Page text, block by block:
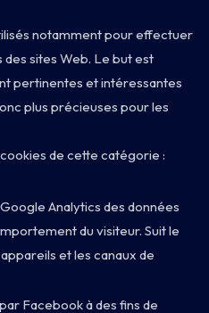
PARIS
notamment pour effectuer
sites Web. Le but est
pertinentes et intéressantes
plus précieuses pour les
de cette catégorie :
Analytics des données
du visiteur. Suit le
et les canaux de
Facebook à des fins de